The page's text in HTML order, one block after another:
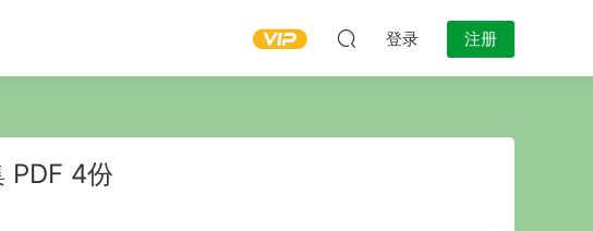
登录 注册
PDF 4份